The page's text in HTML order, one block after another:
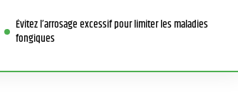
Évitez l’arrosage excessif pour limiter les maladies
fongiques